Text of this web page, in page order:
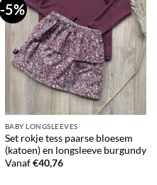
-5%
BABY LONGSLEEVES
Set rokje tess paarse bloesem
(katoen) en longsleeve burgundy
Vanaf €40,76